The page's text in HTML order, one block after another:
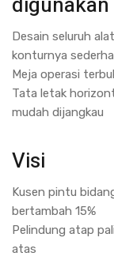
Desain seluruh
konturnya
Meja operasi
Tata letak
mudah dijangkau
Visi
Kusen pintu
bertambah 15%
Pelindung atap
atas